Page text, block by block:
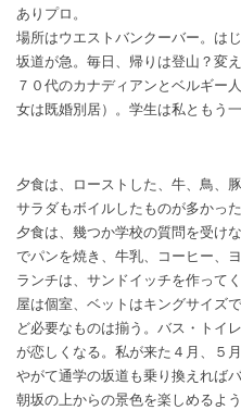
ありプロ。
場所はウエストバンクーバー。は
坂道が急。毎日、帰りは登山？変
７０代のカナディアンとベルギー
女は既婚別居）。学生は私ともう
夕食は、ローストした、牛、鳥、
サラダもボイルしたものが多かっ
夕食は、幾つか学校の質問を受け
でパンを焼き、牛乳、コーヒー、ヨ
ランチは、サンドイッチを作って
屋は個室、ベットはキングサイズ
ど必要なものは揃う。バス・トイ
が恋しくなる。私が来た４月、５
やがて通学の坂道も乗り換えれば
朝坂の上からの景色を楽しめるよ